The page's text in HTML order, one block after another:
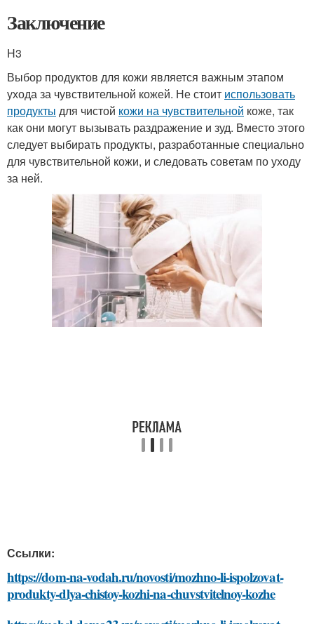
Заключение
H3
Выбор продуктов для кожи является важным этапом
ухода за чувствительной кожей. Не стоит использовать
продукты для чистой кожи на чувствительной коже, так
как они могут вызывать раздражение и зуд. Вместо этого
следует выбирать продукты, разработанные специально
для чувствительной кожи, и следовать советам по уходу
за ней.
Ссылки:
https://dom-na-vodah.ru/novosti/mozhno-li-ispolzovat-
produkty-dlya-chistoy-kozhi-na-chuvstvitelnoy-kozhe